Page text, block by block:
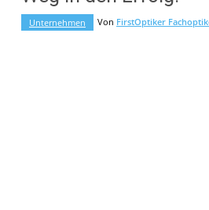
Unternehmen Von FirstOptiker